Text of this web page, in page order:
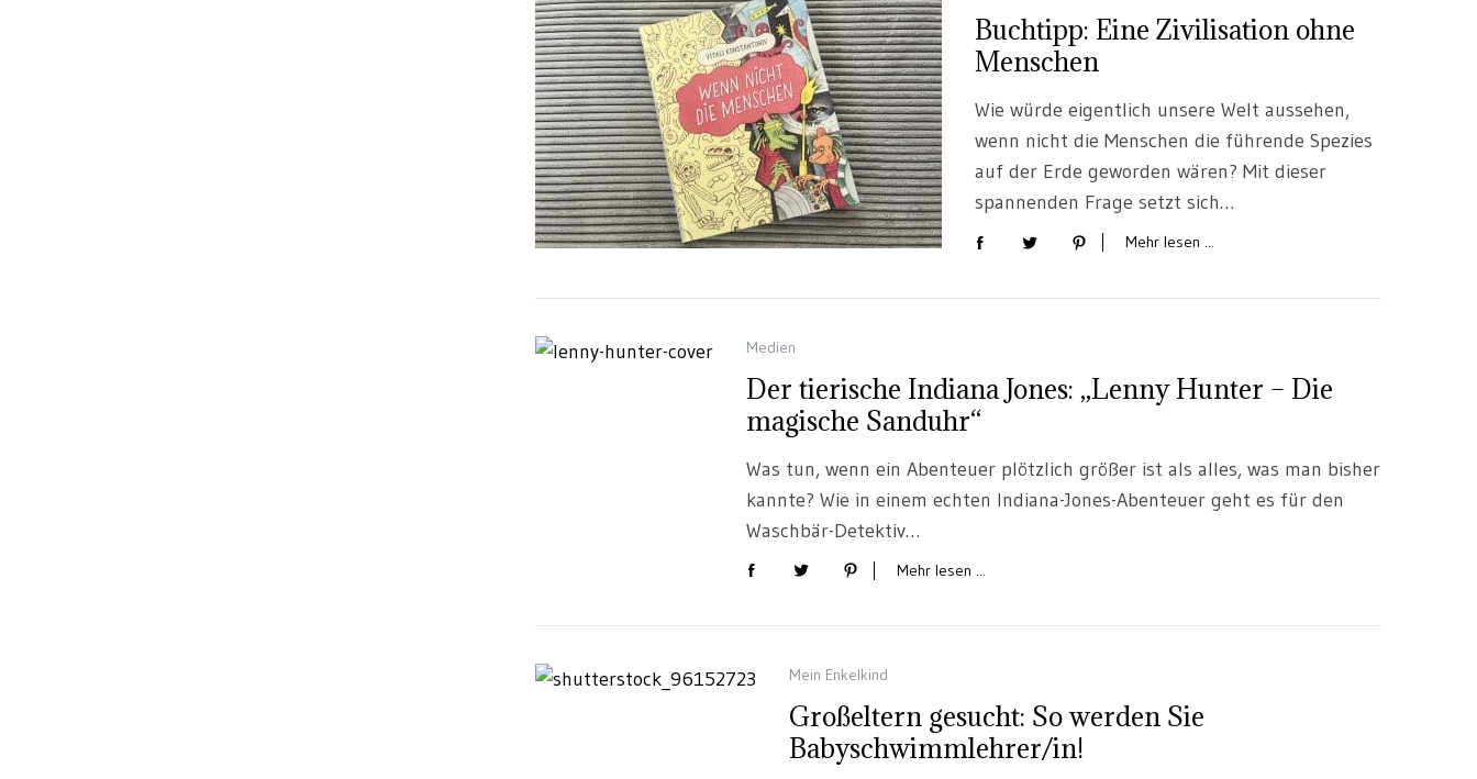
Buchtipp: Eine Zivilisation ohne
Menschen
Wie würde eigentlich unsere Welt aussehen,
wenn nicht die Menschen die führende Spezies
auf der Erde geworden wären? Mit dieser
spannenden Frage setzt sich…
Mehr lesen ...
Medien
Der tierische Indiana Jones: „Lenny Hunter – Die
magische Sanduhr“
Was tun, wenn ein Abenteuer plötzlich größer ist als alles, was man bisher
kannte? Wie in einem echten Indiana-Jones-Abenteuer geht es für den
Waschbär-Detektiv…
Mehr lesen ...
Mein Enkelkind
Großeltern gesucht: So werden Sie
Babyschwimmlehrer/in!